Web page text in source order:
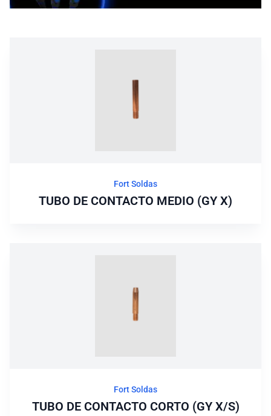
Fort Soldas
TUBO DE CONTACTO MEDIO (GY X)
Fort Soldas
TUBO DE CONTACTO CORTO (GY X/S)